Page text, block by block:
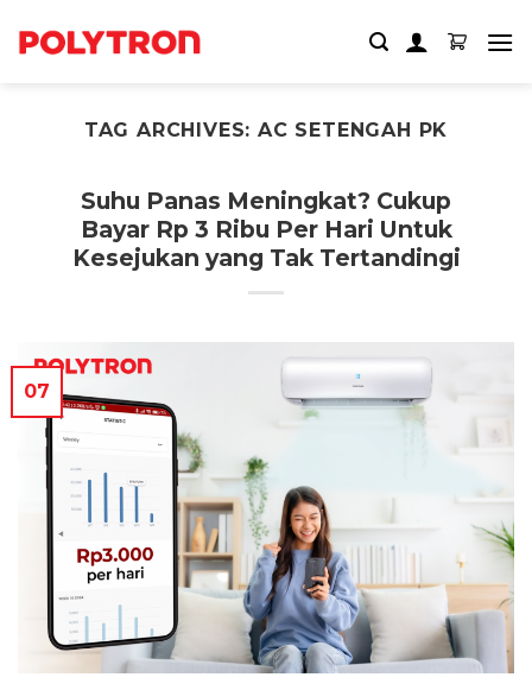
TAG ARCHIVES: AC SETENGAH PK
Suhu Panas Meningkat? Cukup
Bayar Rp 3 Ribu Per Hari Untuk
Kesejukan yang Tak Tertandingi
07